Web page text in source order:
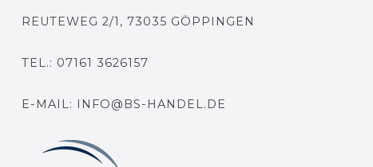
REUTEWEG 2/1, 73035 GÖPPINGEN
TEL.: 07161 3626157
E-MAIL: INFO@BS-HANDEL.DE